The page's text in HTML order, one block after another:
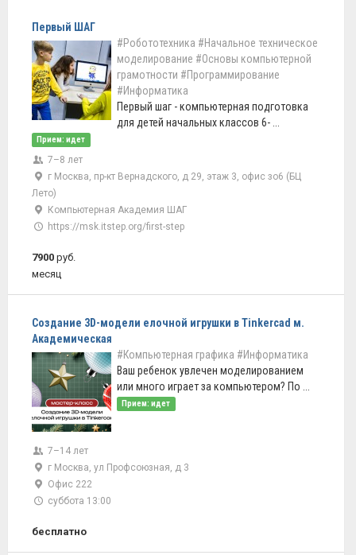
Первый ШАГ
#Робототехника #Начальное техническое
моделирование #Основы компьютерной
грамотности #Программирование
#Информатика
Первый шаг - компьютерная подготовка
для детей начальных классов 6- ...
Прием: идет
7–8 лет
г Москва, пр-кт Вернадского, д 29, этаж 3, офис зо6 (БЦ
Лето)
Компьютерная Академия ШАГ
https://msk.itstep.org/first-step
7900 руб.
месяц
Создание 3D-модели елочной игрушки в Tinkercad м.
Академическая
#Компьютерная графика #Информатика
Ваш ребенок увлечен моделированием
или много играет за компьютером? По ...
Прием: идет
7–14 лет
г Москва, ул Профсоюзная, д 3
Офис 222
суббота 13:00
бесплатно